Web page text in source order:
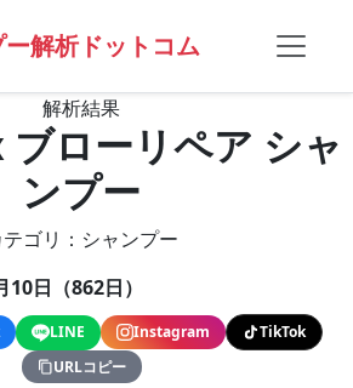
解析ドットコム
解析結果
ローリペア シャ
ンプー
テゴリ：シャンプー
10日（862日）
LINE Instagram
TikTok
URLコピー